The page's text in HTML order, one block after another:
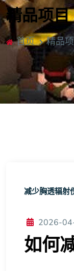
精品项目
首页 精品
减少胸透辐射
2026-
如何